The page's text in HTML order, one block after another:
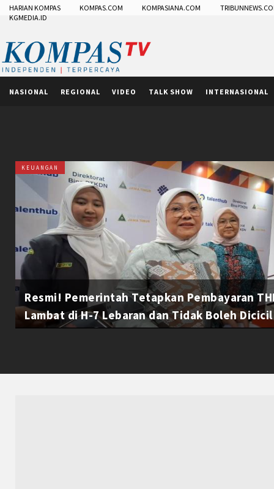
HARIAN KOMPAS KOMPAS.COM KOMPASIANA.COM
KGMEDIA.ID
NASIONAL REGIONAL VIDEO TALK SHOW INTERNASIONAL
KEUANGAN
Resmi! Pemerintah Tetapkan Pembayaran
Lambat di H-7 Lebaran dan Tidak Boleh Dicicil